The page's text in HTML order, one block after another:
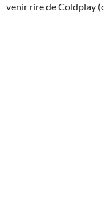
venir rire de Coldplay